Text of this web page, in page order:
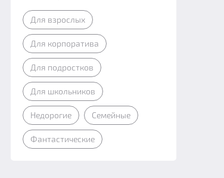
Для взрослых
Для корпоратива
Для подростков
Для школьников
Недорогие Семейные
Фантастические